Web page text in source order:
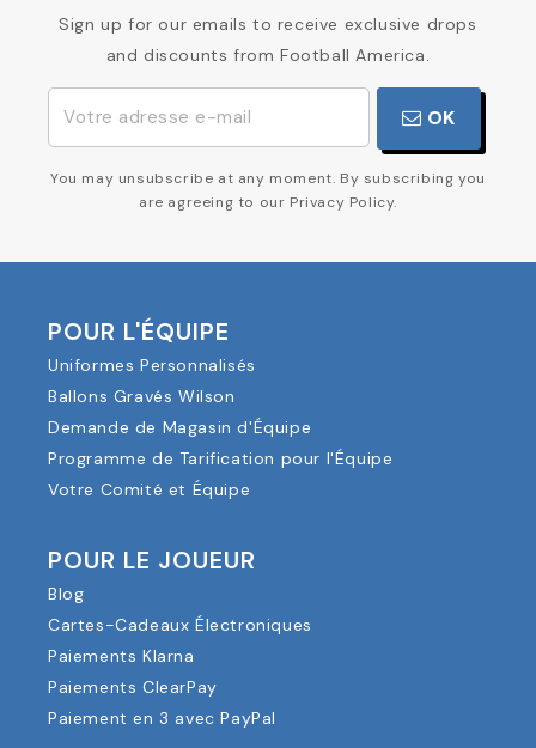
Sign up for our emails to receive exclusive drops
and discounts from Football America.
OK
You may unsubscribe at any moment. By subscribing you
are agreeing to our Privacy Policy.
POUR L'ÉQUIPE
Uniformes Personnalisés
Ballons Gravés Wilson
Demande de Magasin d'Équipe
Programme de Tarification pour l'Équipe
Votre Comité et Équipe
POUR LE JOUEUR
Blog
Cartes-Cadeaux Électroniques
Paiements Klarna
Paiements ClearPay
Paiement en 3 avec PayPal